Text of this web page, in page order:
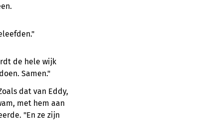
de hele wijk
Samen."
dat van Eddy,
met hem aan
"En ze zijn